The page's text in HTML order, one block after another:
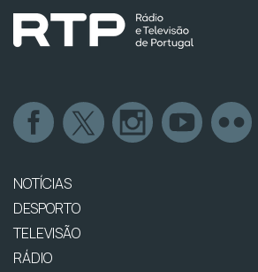
NOTÍCIAS
DESPORTO
TELEVISÃO
RÁDIO